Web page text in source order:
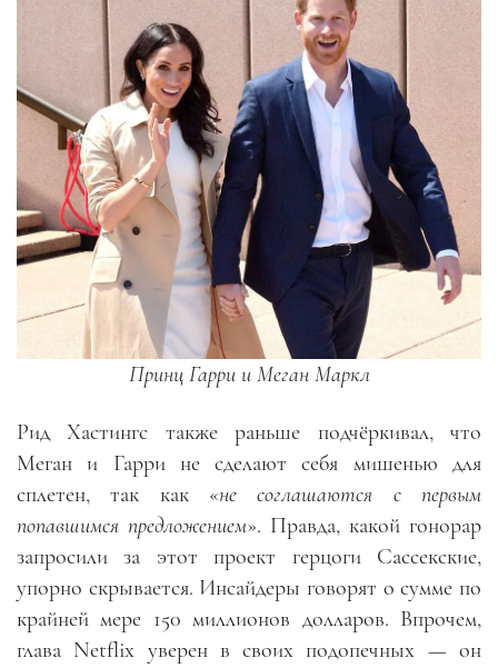
Принц Гарри и Меган Маркл
Рид Хастингс также раньше подчёркивал, что
Меган и Гарри не сделают себя мишенью для
сплетен, так как «не соглашаются с первым
попавшимся предложением». Правда, какой гонорар
запросили за этот проект герцоги Сассекские,
упорно скрывается. Инсайдеры говорят о сумме по
крайней мере 150 миллионов долларов. Впрочем,
глава Netflix уверен в своих подопечных — он